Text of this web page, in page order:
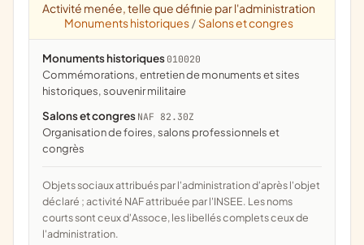
Activité menée, telle que définie par l'administration
Monuments historiques / Salons et congres
Monuments historiques 010020
commémorations, entretien de monuments et sites
historiques, souvenir militaire
Salons et congres NAF 82.30Z
Organisation de foires, salons professionnels et
congrès
Objets sociaux attribués par l'administration d'après l'objet
déclaré ; activité NAF attribuée par l'INSEE. Les noms
courts sont ceux d'Assoce, les libellés complets ceux de
l'administration.